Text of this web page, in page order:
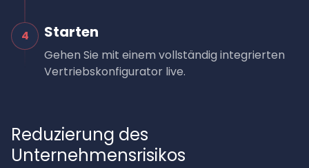
4 Starten
Gehen Sie mit einem vollständig integrierten
Vertriebskonfigurator live.
Reduzierung des
Unternehmensrisikos